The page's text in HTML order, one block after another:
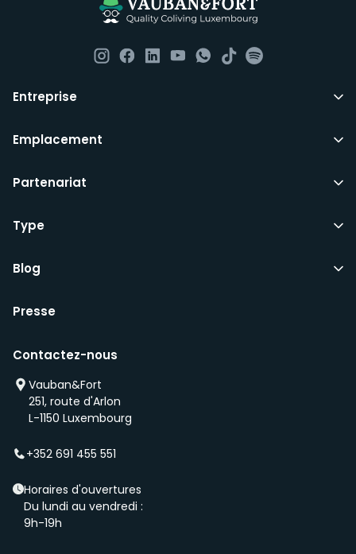
Entreprise
Emplacement
Partenariat
Type
Blog
Presse
Contactez-nous
Vauban&Fort
251, route d'Arlon
L-1150 Luxembourg
+352 691 455 551
Horaires d'ouvertures
Du lundi au vendredi :
9h-19h